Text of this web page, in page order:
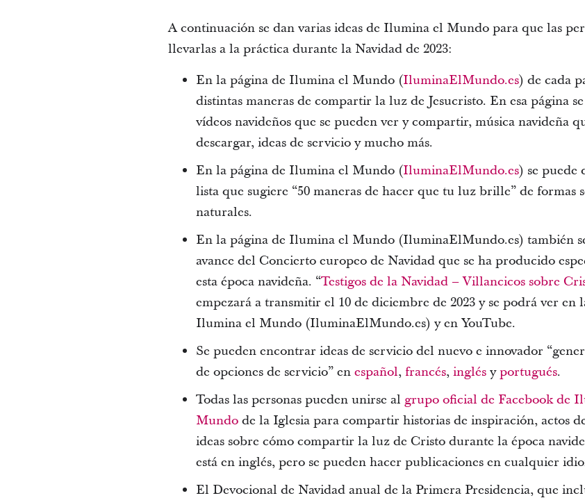
A continuación se dan varias ideas de Ilumina el Mundo para que las
llevarlas a la práctica durante la Navidad de 2023:
En la página de Ilumina el Mundo (IluminaElMundo.es) de cada
distintas maneras de compartir la luz de Jesucristo. En esa página
vídeos navideños que se pueden ver y compartir, música navideña
descargar, ideas de servicio y mucho más.
En la página de Ilumina el Mundo (IluminaElMundo.es) se puede
lista que sugiere “50 maneras de hacer que tu luz brille” de formas
naturales.
En la página de Ilumina el Mundo (IluminaElMundo.es) también
avance del Concierto europeo de Navidad que se ha producido
esta época navideña. “Testigos de la Navidad – Villancicos sobre
empezará a transmitir el 10 de diciembre de 2023 y se podrá ver en
Ilumina el Mundo (IluminaElMundo.es) y en YouTube.
Se pueden encontrar ideas de servicio del nuevo e innovador
de opciones de servicio” en español, francés, inglésyportugués.
Todas las personas pueden unirse al grupo oficial de Facebook de
Mundode la Iglesia para compartir historias de inspiración, actos
ideas sobre cómo compartir la luz de Cristo durante la época
está en inglés, pero se pueden hacer publicaciones en cualquier
El Devocional de Navidad anual de la Primera Presidencia, que